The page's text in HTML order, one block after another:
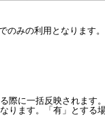
のみの利用となります。
際に一括反映されます
ります。「有」とする